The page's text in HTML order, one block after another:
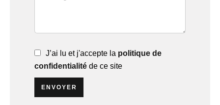
J’ai lu et j'accepte la politique de
confidentialité de ce site
ENVOYER